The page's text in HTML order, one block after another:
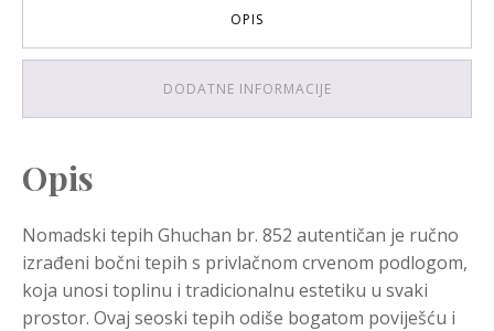
OPIS
DODATNE INFORMACIJE
Opis
Nomadski tepih Ghuchan br. 852 autentičan je ručno
izrađeni bočni tepih s privlačnom crvenom podlogom,
koja unosi toplinu i tradicionalnu estetiku u svaki
prostor. Ovaj seoski tepih odiše bogatom poviješću i